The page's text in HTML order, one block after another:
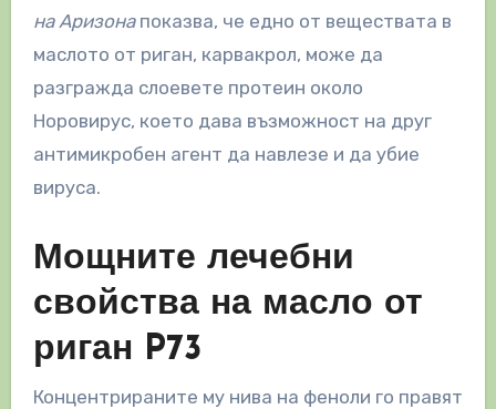
на Аризонапоказва, че едно от веществата в
маслото от риган, карвакрол, може да
разгражда слоевете протеин около
Норовирус, което дава възможност на друг
антимикробен агент да навлезе и да убие
вируса.
Мощните лечебни
свойства на масло от
риган P73
Концентрираните му нива на феноли го правят